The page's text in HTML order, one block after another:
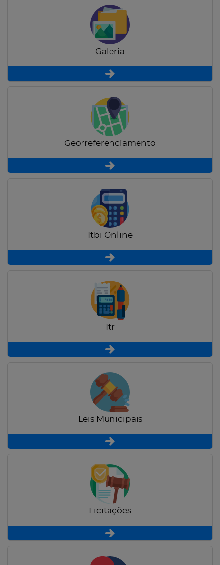
Galeria
Georreferenciamento
Itbi Online
Itr
Leis Municipais
Licitações